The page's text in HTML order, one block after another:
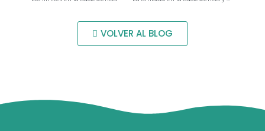
VOLVER AL BLOG